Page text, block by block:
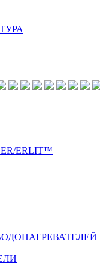
ERLIT™